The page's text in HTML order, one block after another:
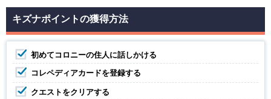
キズナポイントの獲得方法
初めてコロニーの住人に話しかける
コレペディアカードを登録する
クエストをクリアする